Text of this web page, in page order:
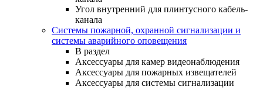
Угол внутренний для плинтусного кабель-
канала
Системы пожарной, охранной сигнализации и
системы аварийного оповещения
В раздел
Аксессуары для камер видеонаблюдения
Аксессуары для пожарных извещателей
Аксессуары для системы сигнализации